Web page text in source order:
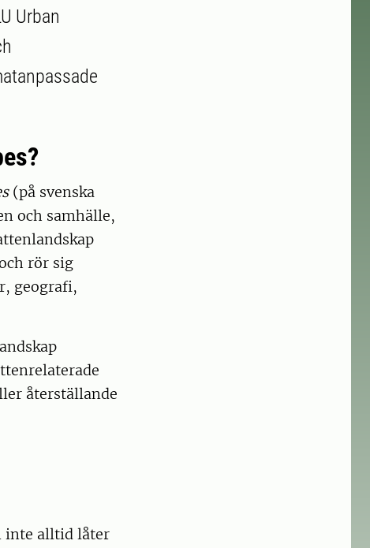
Urban
(på svenska
och samhälle,
rör sig
geografi,
återställande
inte alltid låter